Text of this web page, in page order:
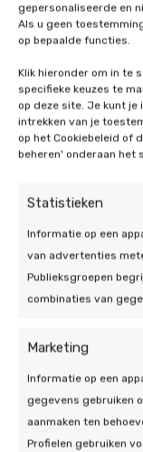
gepersonaliseerde en
Als u geen
op bepaalde functies.
Klik hieronder om in te
specifieke keuzes te
op deze site. Je kunt
intrekken van je
op het Cookiebeleid of
beheren' onderaan het
Statistieken
Informatie op een
van advertenties
Publieksgroepen
combinaties van
Marketing
Informatie op een
gegevens gebruiken
aanmaken ten
Profielen gebruiken
Wilt u weten of
ventilatie en
Jongens.
bespreken we
in de kosten en
efficiënte
woning een
Ook